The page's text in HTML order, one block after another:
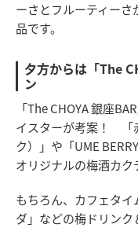
ーさとフルーティー
品です。
夕方からは「The
ン
「The CHOYA 銀座
イスターが考案！ 「
ク）」や「UME
オリジナルの梅酒カク
もちろん、カフェタ
ダ」などの梅ドリンク